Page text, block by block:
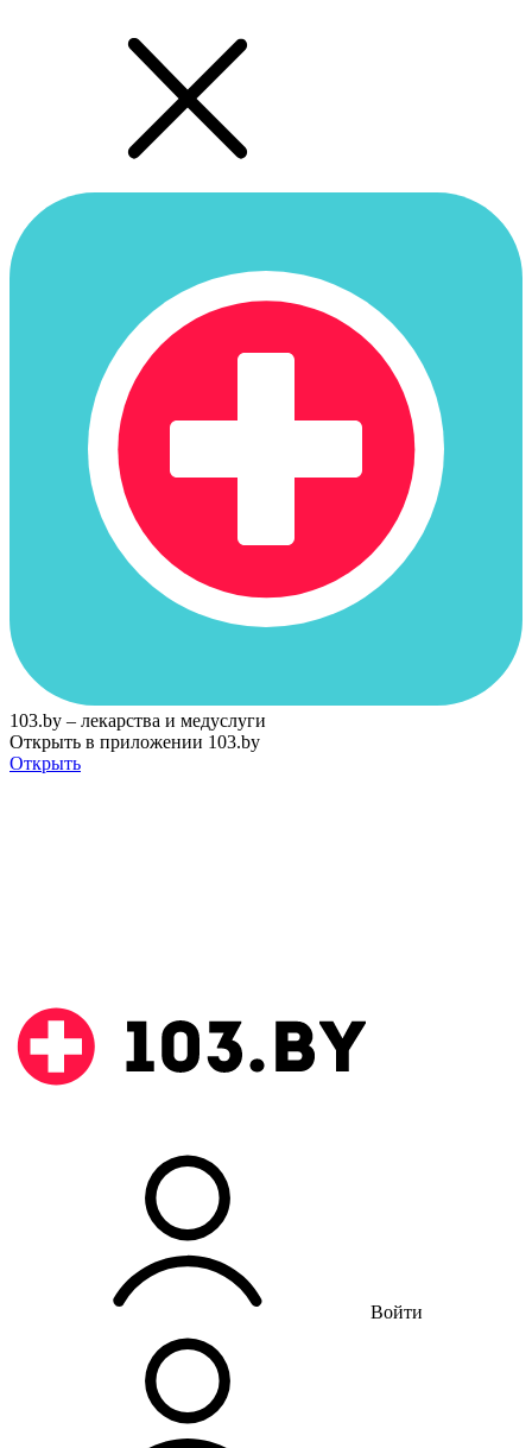
103.by – лекарства и медуслуги
Открыть в приложении 103.by
Открыть
Войти